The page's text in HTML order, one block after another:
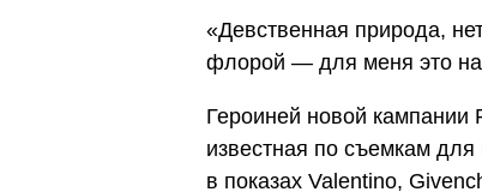
«Девственная природа,
флорой — для меня это
Героиней новой
известная по съемкам
в показах Valentino,